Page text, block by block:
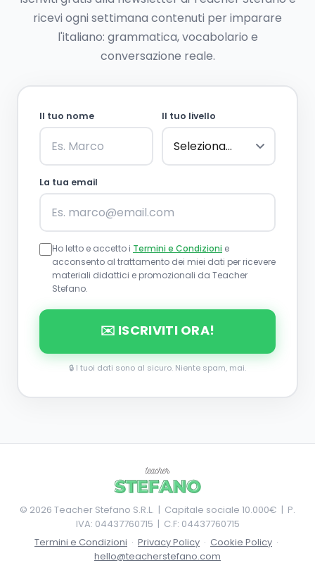
ricevi ogni settimana contenuti per imparare
l'italiano: grammatica, vocabolario e
conversazione reale.
Il tuo nome Il tuo livello
La tua email
Ho letto e accetto i Termini e Condizioni e
acconsento al trattamento dei miei dati per ricevere
materiali didattici e promozionali da Teacher
Stefano.
✉️ ISCRIVITI ORA!
🔒 I tuoi dati sono al sicuro. Niente spam, mai.
© 2026 Teacher Stefano S.R.L. | Capitale sociale 10.000€ | P.
IVA: 04437760715 | C.F: 04437760715
Termini e Condizioni · Privacy Policy · Cookie Policy ·
hello@teacherstefano.com